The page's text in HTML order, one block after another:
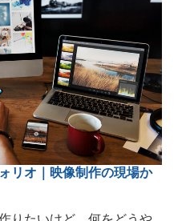
リオ｜映像制作の現場か